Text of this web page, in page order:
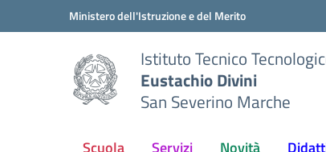
Vai ai contenuti
Vai al menu di navigazioneMinistero dell'Istruzione e del Merito
Istituto Tecnico
Eustachio Divini
San Severino Marche
Scuola Servizi Novità